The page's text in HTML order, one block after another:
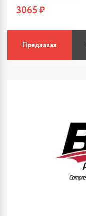
3065 ₽
Предзаказ